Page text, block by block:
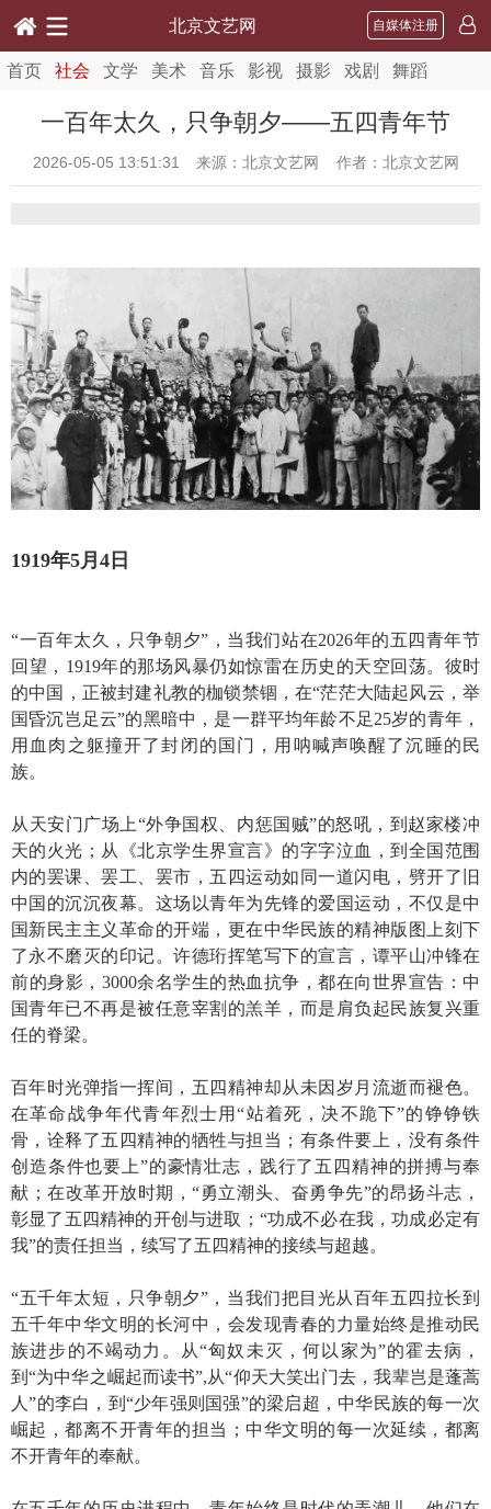
北京文艺网 自媒体注册
首页 社会 文学 美术 音乐 影视 摄影 戏剧 舞蹈
一百年太久，只争朝夕——五四青年节
2026-05-05 13:51:31 来源：北京文艺网 作者：北京文艺网
1919年5月4日
“一百年太久，只争朝夕”，当我们站在2026年的五四青年节
回望，1919年的那场风暴仍如惊雷在历史的天空回荡。彼时
的中国，正被封建礼教的枷锁禁锢，在“茫茫大陆起风云，举
国昏沉岂足云”的黑暗中，是一群平均年龄不足25岁的青年，
用血肉之躯撞开了封闭的国门，用呐喊声唤醒了沉睡的民
族。
从天安门广场上“外争国权、内惩国贼”的怒吼，到 赵家楼冲
天的火光；从《北京学生界宣言》的字字泣血，到全国范围
内的罢课、罢工、罢市，五四运动如同一道闪电，劈开了旧
中国的沉沉夜幕。这场以青年为先锋的爱国运动，不仅是中
国新民主主义革命的开端，更在中华民族的精神版图上刻下
了永不磨灭的印记。许德珩挥笔写下的宣言，谭平山冲锋在
前的身影，3000余名学生的热血抗争，都在向世界宣告：中
国青年已不再是被任意宰割的羔羊，而是肩负起民族复兴重
任的脊梁。
百年时光弹指一挥间，五四精神却从未因岁月流逝而褪色。
在革命战争年代青年烈士用“站着死，决不跪下”的铮铮铁
骨，诠释了五四精神的牺牲与担当；有条件要上，没有条件
创造条件也要上”的豪情壮志，践行了五四精神的拼搏与奉
献；在改革开放时期，“勇立潮头、奋勇争先”的昂扬斗志，
彰显了五四精神的开创与进取；“功成不必在我，功成必定有
我”的责任担当，续写了五四精神的接续与超越。
“五千年太短，只争朝夕”，当我们把目光从百年五四拉长到
五千年中华文明的长河中，会发现青春的力量始终是推动民
族进步的不竭动力。从“匈奴未灭，何以家为”的霍去病，
到“为中华之崛起而读书”,从“仰天大笑出门去，我辈岂是蓬蒿
人”的李白，到“少年强则国强”的梁启超，中华民族的每一次
崛起，都离不开青年的担当；中华文明的每一次延续，都离
不开青年的奉献。